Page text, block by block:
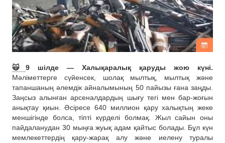
🙀 9 шілде — Халықаралық қаруды жою күні.
Мәліметтерге сүйенсек, шолақ мылтық, мылтық және
тапаншаның әлемдік айналымының 50 пайызы ғана заңды.
Заңсыз алынған арсеналдардың шығу тегі мен бар-жоғын
анықтау қиын. Әсіресе 640 миллион қару халықтың жеке
меншігінде болса, тіпті күрделі болмақ. Жыл сайын оны
пайдаланудан 30 мыңға жуық адам қайтыс болады. Бұл күн
мемлекеттердің қару-жарақ алу және иелену туралы